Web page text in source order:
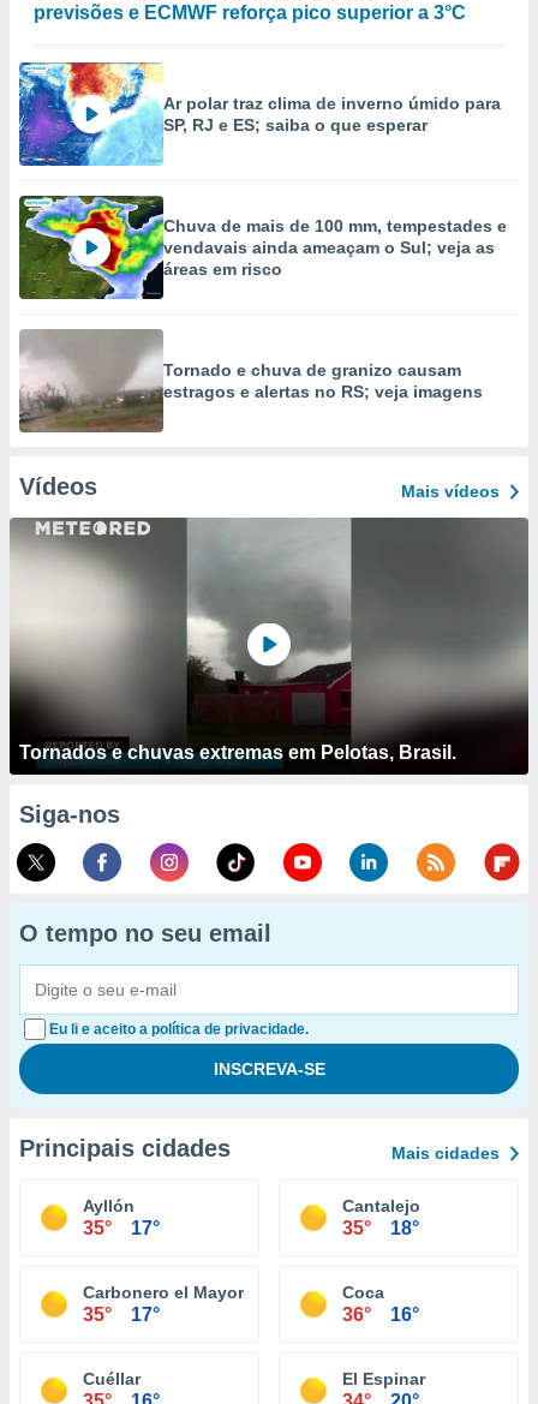
previsões e ECMWF reforça pico superior a 3°C
Ar polar traz clima de inverno úmido para
SP, RJ e ES; saiba o que esperar
Chuva de mais de 100 mm, tempestades e
vendavais ainda ameaçam o Sul; veja as
áreas em risco
Tornado e chuva de granizo causam
estragos e alertas no RS; veja imagens
Vídeos Mais vídeos
Tornados e chuvas extremas em Pelotas, Brasil.
Siga-nos
O tempo no seu email
Eu li e aceito a política de privacidade.
Principais cidades Mais cidades
Ayllón
35° 17°
Cantalejo
35° 18°
Carbonero el Mayor
35° 17°
Coca
36° 16°
Cuéllar El Espinar